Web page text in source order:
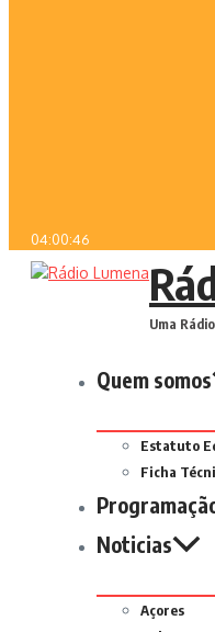
04:00:46
Uma
Quem somos
Estatuto
Ficha
Noticias
Açores